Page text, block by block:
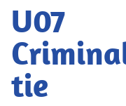
U07
tie